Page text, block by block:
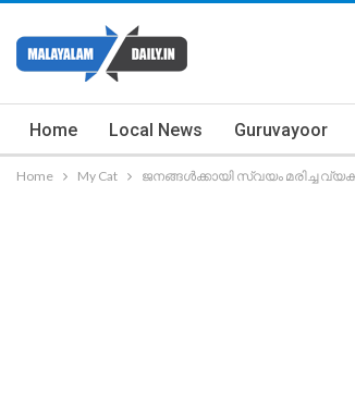
Home Local News Guruvayoor
Home My Cat ജനങ്ങൾക്കായി സ്വയം മരിച്ച